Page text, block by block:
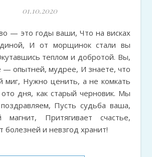
01.10.2020
И от морщинок стали вы
теплом и добротой. Вы,
— опытней, мудрее, И знаете, что
миг, Нужно ценить, а не комкать
дня, как старый черновик. Мы
Пусть судьба ваша,
Притягивает счастье,
болезней и невзгод хранит!